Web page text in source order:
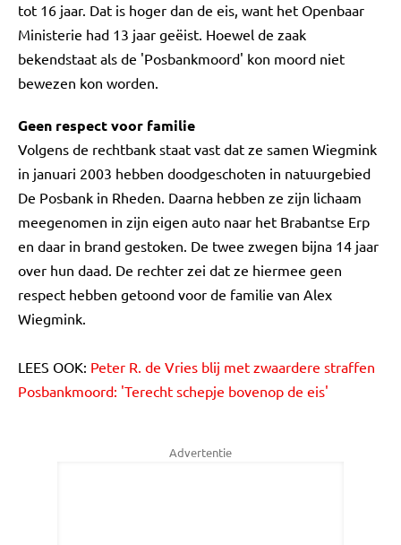
tot 16 jaar. Dat is hoger dan de eis, want het Openbaar
Ministerie had 13 jaar geëist. Hoewel de zaak
bekendstaat als de 'Posbankmoord' kon moord niet
bewezen kon worden.
Geen respect voor familie
Volgens de rechtbank staat vast dat ze samen Wiegmink
in januari 2003 hebben doodgeschoten in natuurgebied
De Posbank in Rheden. Daarna hebben ze zijn lichaam
meegenomen in zijn eigen auto naar het Brabantse Erp
en daar in brand gestoken. De twee zwegen bijna 14 jaar
over hun daad. De rechter zei dat ze hiermee geen
respect hebben getoond voor de familie van Alex
Wiegmink.
LEES OOK: Peter R. de Vries blij met zwaardere straffen
Posbankmoord: 'Terecht schepje bovenop de eis'
Advertentie